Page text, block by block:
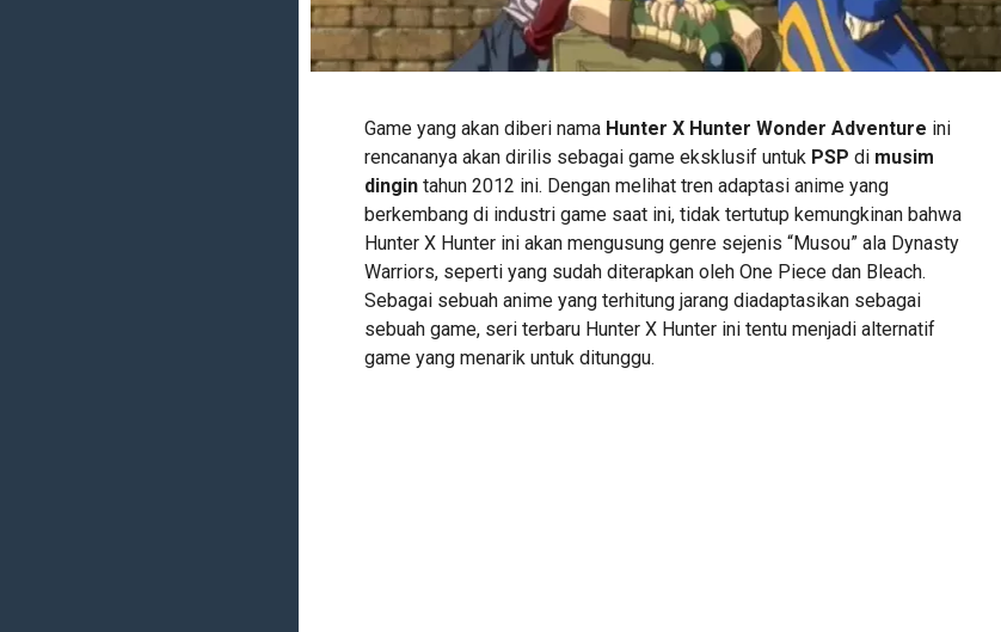
Game yang akan diberi nama Hunter X Hunter Wonder Adventure ini
rencananya akan dirilis sebagai game eksklusif untuk PSP di musim
dingintahun 2012 ini. Dengan melihat tren adaptasi anime yang
berkembang di industri game saat ini, tidak tertutup kemungkinan bahwa
Hunter X Hunter ini akan mengusung genre sejenis “Musou” ala Dynasty
Warriors, seperti yang sudah diterapkan oleh One Piece dan Bleach.
Sebagai sebuah anime yang terhitung jarang diadaptasikan sebagai
sebuah game, seri terbaru Hunter X Hunter ini tentu menjadi alternatif
game yang menarik untuk ditunggu.